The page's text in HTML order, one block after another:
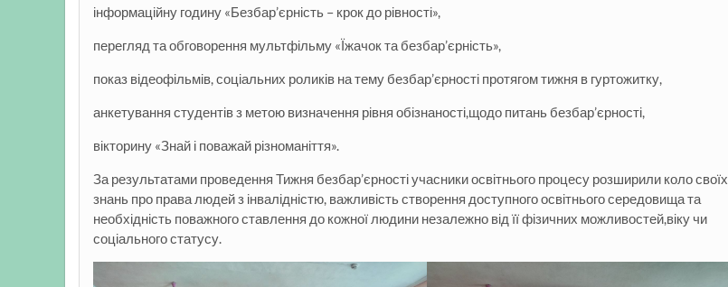
інформаційну годину «Безбар’єрність – крок до рівності»,
перегляд та обговорення мультфільму «Їжачок та безбар’єрність»,
показ відеофільмів, соціальних роликів на тему безбар’єрності протягом тижня в гуртожитку,
анкетування студентів з метою визначення рівня обізнаності,щодо питань безбар’єрності,
вікторину «Знай і поважай різноманіття».
За результатами проведення Тижня безбар’єрності учасники освітнього процесу розширили коло своїх
знань про права людей з інвалідністю, важливість створення доступного освітнього середовища та
необхідність поважного ставлення до кожної людини незалежно від її фізичних можливостей,віку чи
соціального статусу.